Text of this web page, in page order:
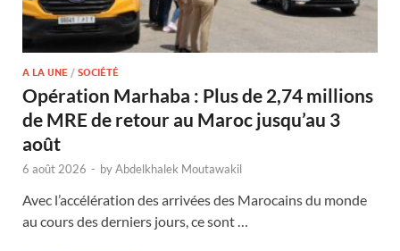
A LA UNE / SOCIÉTÉ
Opération Marhaba : Plus de 2,74 millions
de MRE de retour au Maroc jusqu’au 3
août
6 août 2026 - byAbdelkhalek Moutawakil
Avec l’accélération des arrivées des Marocains du monde
au cours des derniers jours, ce sont …